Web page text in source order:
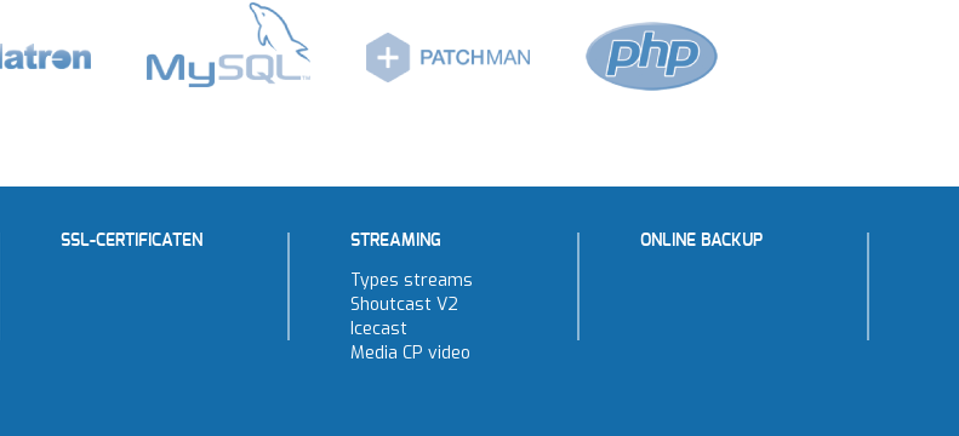
SSL-CERTIFICATEN STREAMING
Types streams
Shoutcast V2
Icecast
Media CP video
ONLINE BACKUP